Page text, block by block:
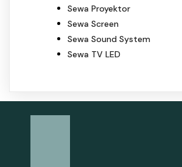
Sewa Proyektor
Sewa Screen
Sewa Sound System
Sewa TV LED